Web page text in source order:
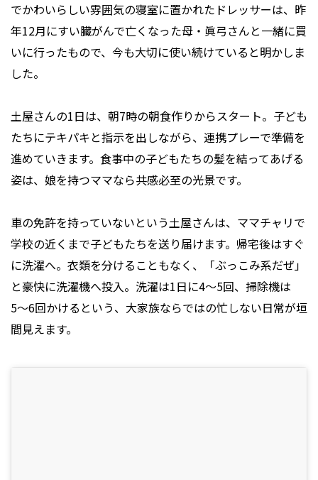
でかわいらしい雰囲気の寝室に置かれたドレッサーは、昨
年12月にすい臓がんで亡くなった母・眞弓さんと一緒に買
いに行ったもので、今も大切に使い続けていると明かしま
した。
土屋さんの1日は、朝7時の朝食作りからスタート。子ども
たちにテキパキと指示を出しながら、連携プレーで準備を
進めていきます。食事中の子どもたちの髪を結ってあげる
姿は、娘を持つママなら共感必至の光景です。
車の免許を持っていないという土屋さんは、ママチャリで
学校の近くまで子どもたちを送り届けます。帰宅後はすぐ
に洗濯へ。衣類を分けることもなく、「ぶっこみ系だぜ」
と豪快に洗濯機へ投入。洗濯は1日に4〜5回、掃除機は
5〜6回かけるという、大家族ならではの忙しない日常が垣
間見えます。